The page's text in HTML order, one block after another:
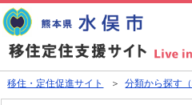
移住・定住促進サイト ＞分類から探す